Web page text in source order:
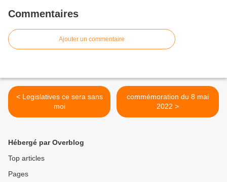
Commentaires
Ajouter un commentaire
< Legislatives ce sera sans
moi
commémoration du 8 mai
2022 >
Hébergé par Overblog
Top articles
Pages